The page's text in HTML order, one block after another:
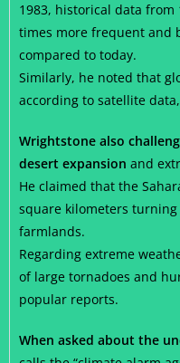
1983, historical data from
times more frequent and
compared to today.
Similarly, he noted that
according to satellite
Wrightstone also
desert expansion and
He claimed that the
square kilometers
farmlands.
Regarding extreme
of large tornadoes and
popular reports.
When asked about the